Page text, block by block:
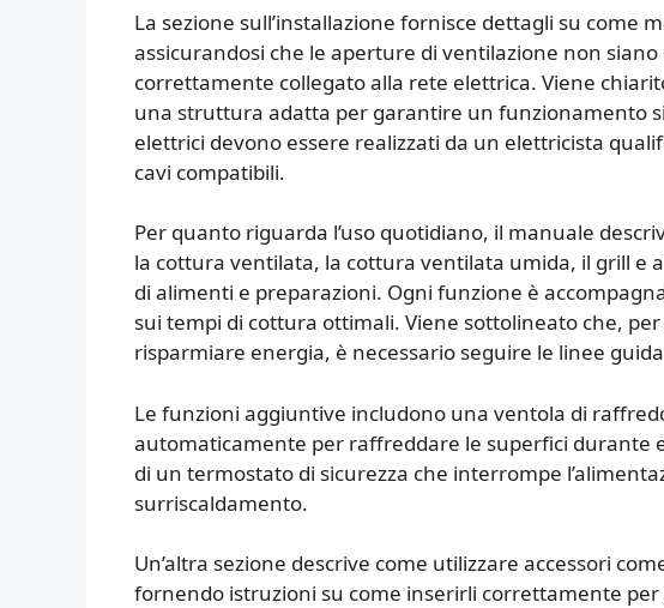
La sezione sull’installazione fornisce dettagli su come
assicurandosi che le aperture di ventilazione non
correttamente collegato alla rete elettrica. Viene
una struttura adatta per garantire un funzionamento
elettrici devono essere realizzati da un elettricista
cavi compatibili.
Per quanto riguarda l’uso quotidiano, il manuale
la cottura ventilata, la cottura ventilata umida, il grill e
di alimenti e preparazioni. Ogni funzione è
sui tempi di cottura ottimali. Viene sottolineato che,
risparmiare energia, è necessario seguire le linee
Le funzioni aggiuntive includono una ventola di
automaticamente per raffreddare le superfici durante
di un termostato di sicurezza che interrompe
surriscaldamento.
Un’altra sezione descrive come utilizzare accessori
fornendo istruzioni su come inserirli correttamente